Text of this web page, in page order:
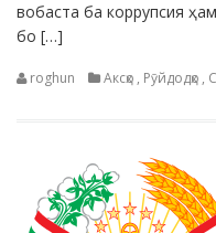
вобаста ба коррупсия
бо […]
roghun Аксҳо , Рӯйдодҳо ,